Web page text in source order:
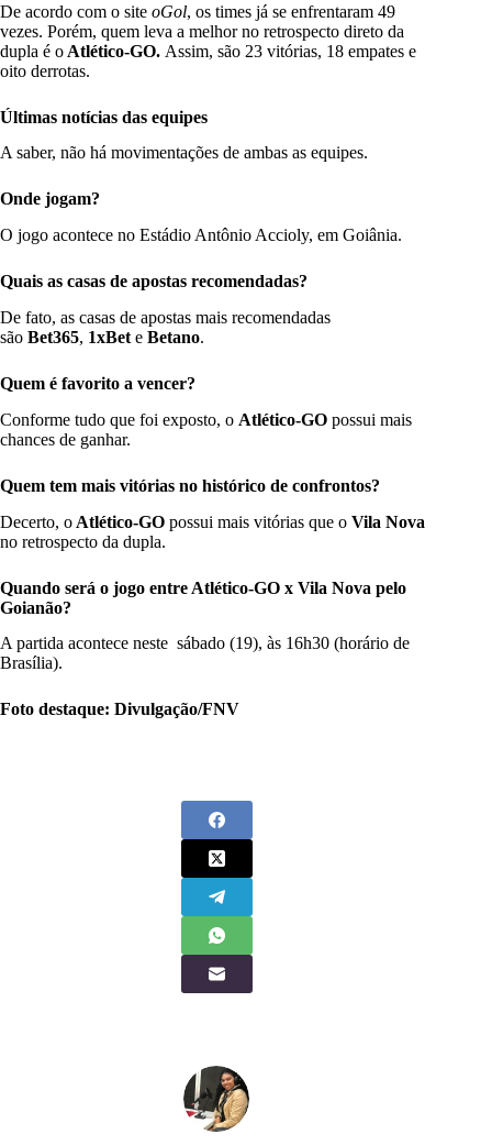
De acordo com o site oGol, os times já se enfrentaram 49
vezes. Porém, quem leva a melhor no retrospecto direto da
dupla é o Atlético-GO. Assim, são 23 vitórias, 18 empates e
oito derrotas.
Últimas notícias das equipes
A saber, não há movimentações de ambas as equipes.
Onde jogam?
O jogo acontece no Estádio Antônio Accioly, em Goiânia.
Quais as casas de apostas recomendadas?
De fato, as casas de apostas mais recomendadas
são Bet365, 1xBet e Betano.
Quem é favorito a vencer?
Conforme tudo que foi exposto, o Atlético-GO possui mais
chances de ganhar.
Quem tem mais vitórias no histórico de confrontos?
Decerto, o Atlético-GO possui mais vitórias que o Vila Nova
no retrospecto da dupla.
Quando será o jogo entre Atlético-GO x Vila Nova pelo
Goianão?
A partida acontece neste sábado (19), às 16h30 (horário de
Brasília).
Foto destaque: Divulgação/FNV